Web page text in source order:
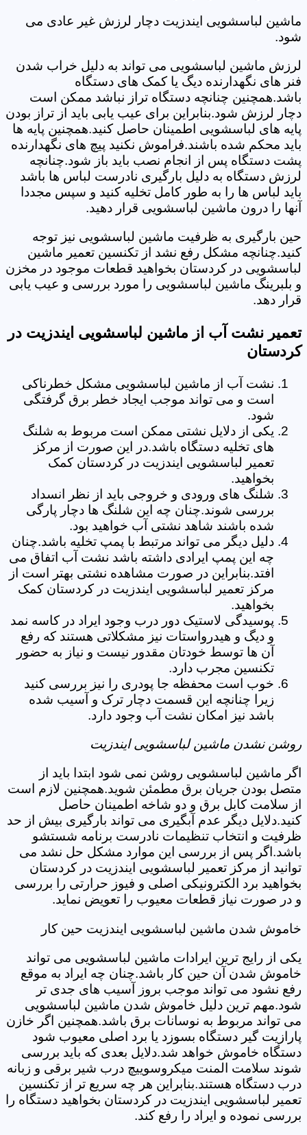
ماشین لباسشویی ایندزیت دچار لرزش غیر عادی می
شود.
لرزش ماشین لباسشویی می تواند به دلیل خراب شدن
فنر های نگهدارنده دیگ یا کمک های دستگاه
باشد.همچنین چنانچه دستگاه تراز نباشد ممکن است
دچار لرزش شود.بنابراین برای عیب یابی باید از تراز بودن
پایه های لباسشویی اطمینان حاصل کنید.همچنین پایه ها
باید محکم شده باشند.فراموش نکنید پیچ های نگهدارنده
پشت دستگاه پس از انجام نصب باید باز شود.چنانچه
لرزش دستگاه به دلیل بارگیری نادرست لباس ها باشد
باید لباس ها را به طور کامل تخلیه کنید و سپس مجددا
آنها را درون ماشین لباسشویی قرار دهید.
حین بارگیری به ظرفیت ماشین لباسشویی نیز توجه
کنید.چنانچه مشکل رفع نشد از تکنسین تعمیر ماشین
لباسشویی در کردستان بخواهید قطعات موجود در مخزن
و بلبرینگ ماشین لباسشویی را مورد بررسی و عیب یابی
قرار دهد.
تعمیر نشت آب از ماشین لباسشویی ایندزیت در
کردستان
نشت آب از ماشین لباسشویی مشکل خطرناکی
است و می تواند موجب ایجاد خطر برق گرفتگی
شود.
یکی از دلایل نشتی ممکن است مربوط به شلنگ
های تخلیه دستگاه باشد.در این صورت از مرکز
تعمیر لباسشویی ایندزیت در کردستان کمک
بخواهید.
شلنگ های ورودی و خروجی باید از نظر انسداد
بررسی شوند.چنان چه این شلنگ ها دچار پارگی
شده باشند شاهد نشتی آب خواهید بود.
دلیل دیگر می تواند مرتبط با پمپ تخلیه باشد.چنان
چه این پمپ ایرادی داشته باشد نشت آب اتفاق می
افتد.بنابراین در صورت مشاهده نشتی بهتر است از
مرکز تعمیر لباسشویی ایندزیت در کردستان کمک
بخواهید.
پوسیدگی لاستیک دور درب وجود ایراد در کاسه نمد
و دیگ و هیدرواستات نیز مشکلاتی هستند که رفع
آن ها توسط خودتان مقدور نیست و نیاز به حضور
تکنسین مجرب دارد.
خوب است محفظه جا پودری را نیز بررسی کنید
زیرا چنانچه این قسمت دچار ترک و آسیب شده
باشد نیز امکان نشت آب وجود دارد.
روشن نشدن ماشین لباسشویی ایندزیت
اگر ماشین لباسشویی روشن نمی شود ابتدا باید از
متصل بودن جریان برق مطمئن شوید.همچنین لازم است
از سلامت کابل برق و دو شاخه اطمینان حاصل
کنید.دلایل دیگر عدم آبگیری می تواند بارگیری بیش از حد
ظرفیت و انتخاب تنظیمات نادرست برنامه شستشو
باشد.اگر پس از بررسی این موارد مشکل حل نشد می
توانید از مرکز تعمیر لباسشویی ایندزیت در کردستان
بخواهید برد الکترونیکی اصلی و فیوز حرارتی را بررسی
و در صورت نیاز قطعات معیوب را تعویض نماید.
خاموش شدن ماشین لباسشویی ایندزیت حین کار
یکی از رایج ترین ایرادات ماشین لباسشویی می تواند
خاموش شدن آن حین کار باشد.چنان چه ایراد به موقع
رفع نشود می تواند موجب بروز آسیب های جدی تر
شود.مهم ترین دلیل خاموش شدن ماشین لباسشویی
می تواند مربوط به نوسانات برق باشد.همچنین اگر خازن
پارازیت گیر دستگاه بسوزد یا برد اصلی معیوب شود
دستگاه خاموش خواهد شد.دلایل بعدی که باید بررسی
شوند سلامت المنت میکروسوییچ درب شیر برقی و زبانه
درب دستگاه هستند.بنابراین هر چه سریع تر از تکنسین
تعمیر لباسشویی ایندزیت در کردستان بخواهید دستگاه را
بررسی نموده و ایراد را رفع کند.